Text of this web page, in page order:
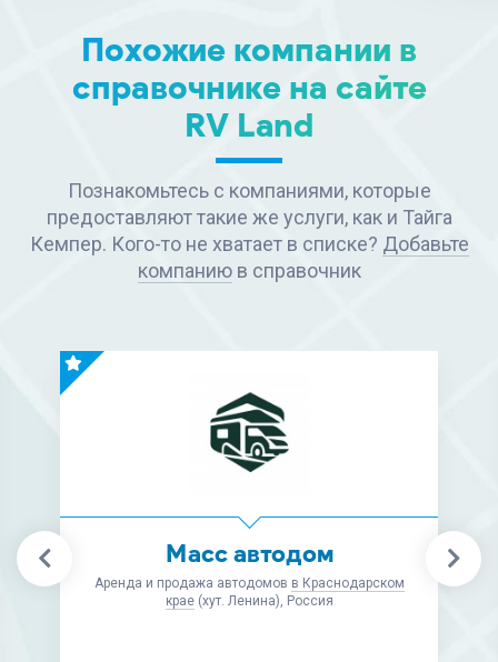
Похожие компании в
справочнике на сайте
RV Land
Познакомьтесь с компаниями, которые
предоставляют такие же услуги, как и Тайга
Кемпер. Кого-то не хватает в списке? Добавьте
компаниюв справочник
Retrailer
Запчасти и аксессуары для автодомов, товары
для автотуризма и оснащение кемпингов